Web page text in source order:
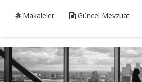
Makaleler Güncel Mevzuat